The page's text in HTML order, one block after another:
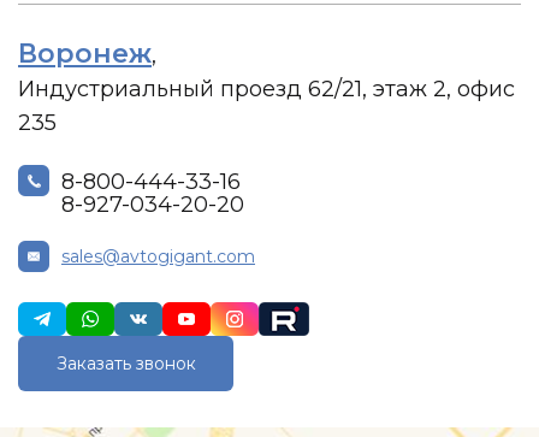
Воронеж,
Индустриальный проезд 62/21, этаж 2, офис
235
8-800-444-33-16
8-927-034-20-20
sales@avtogigant.com
Заказать звонок